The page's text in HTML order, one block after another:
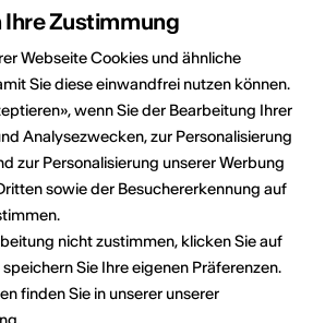
Le Mirage / Parc de la Maison
Av. de la Plantaud 8
1870 Montey
Le Mirage
Festival insolite
Avenue de la Plantaud 8
1870 Monthey
E-Mail
Webseite
Zustimmung
Webseite Cookies und ähnliche
Sie diese einwandfrei nutzen können.
wenn Sie der Bearbeitung Ihrer
Analysezwecken, zur Personalisierung
zur Personalisierung unserer Werbung
sowie der Besuchererkennung auf
nicht zustimmen, klicken Sie auf
Sie Ihre eigenen Präferenzen.
finden Sie in unserer unserer